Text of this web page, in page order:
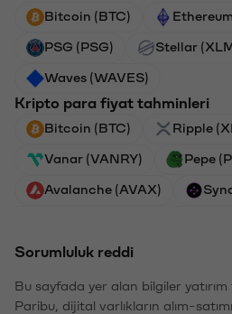
Bitcoin (BTC)
PSG (PSG) Stellar
Waves (WAVES)
Kripto para fiyat tahminleri
Bitcoin (BTC) Ripple
Vanar (VANRY) Pepe
Avalanche (AVAX)
Sorumluluk reddi
Bu sayfada yer alan bilgiler
Paribu, dijital varlıkların alım-